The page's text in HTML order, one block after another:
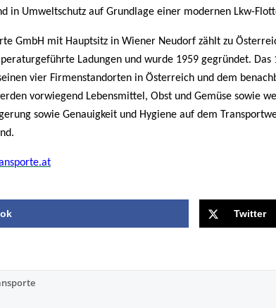
in Umweltschutz auf Grundlage einer modernen Lkw-
GmbH mit Hauptsitz in Wiener Neudorf zählt zu
Ladungen und wurde 1959 gegründet.
vier Firmenstandorten in Österreich und dem
vorwiegend Lebensmittel, Obst und Gemüse sowie
sowie Genauigkeit und Hygiene auf dem
Twitter